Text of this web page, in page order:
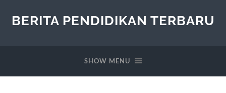
BERITA PENDIDIKAN TERBARU
SHOW MENU